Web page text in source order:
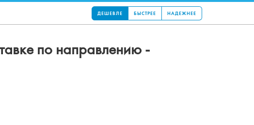
ДЕШЕВЛЕ БЫСТРЕЕ НАДЕЖНЕЕ
по направлению -